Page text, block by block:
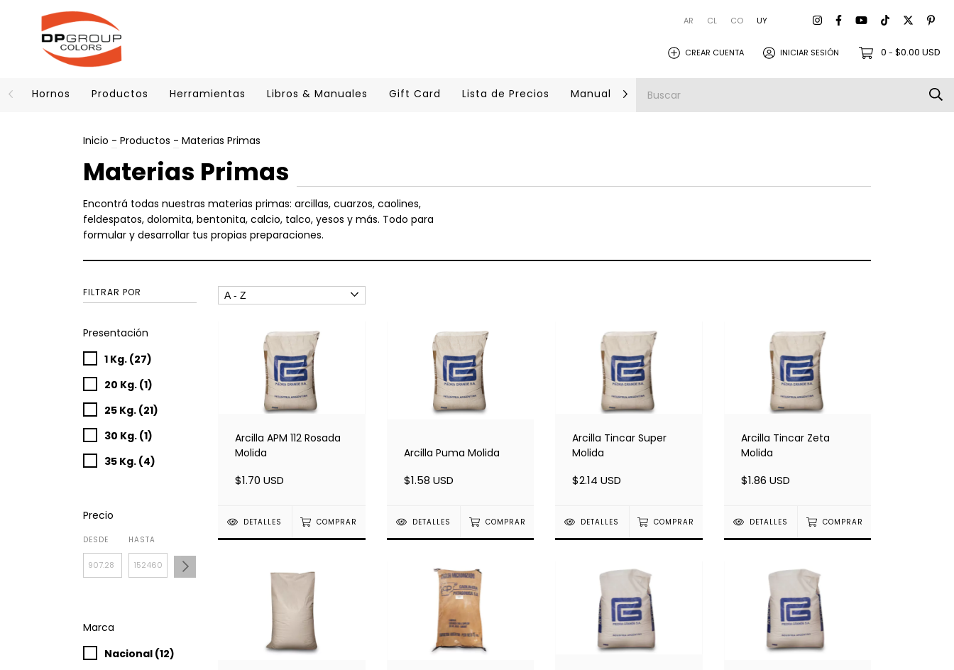
AR CL CO UY
CREAR CUENTA INICIAR SESIÓN 0 - $0.00 USD
Hornos Productos Herramientas Libros & Manuales Gift Card Lista de Precios Manual Ceramistas
Inicio - Productos - Materias Primas
Materias Primas
Encontrá todas nuestras materias primas: arcillas, cuarzos, caolines,
feldespatos, dolomita, bentonita, calcio, talco, yesos y más. Todo para
formular y desarrollar tus propias preparaciones.
FILTRAR POR
Presentación
1 Kg. (27)
20 Kg. (1)
25 Kg. (21)
30 Kg. (1)
35 Kg. (4)
Precio
DESDE HASTA
Marca
Nacional (12)
Arcilla APM 112 Rosada
Molida
$1.70 USD
DETALLES COMPRAR
Arcilla Puma Molida
$1.58 USD
DETALLES COMPRAR
Arcilla Tincar Super
Molida
$2.14 USD
DETALLES COMPRAR
Arcilla Tincar Zeta
Molida
$1.86 USD
DETALLES COMPRAR